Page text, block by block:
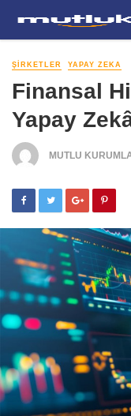
ŞIRKETLER YAPAY ZEKA
Finansal
Yapay
MUTLU